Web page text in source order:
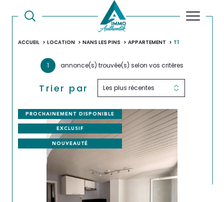
ACCUEIL LOCATION NANS LES PINS APPARTEMENT T1
1 annonce(s) trouvée(s) selon vos critères
Trier par Les plus récentes
PROCHAINEMENT DISPONIBLE
EXCLUSIF
NOUVEAUTÉ